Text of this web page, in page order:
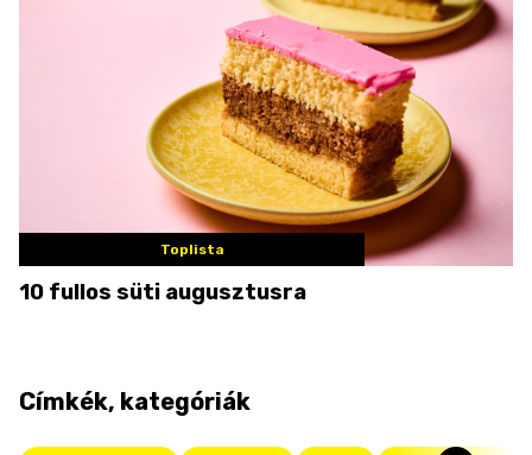
Toplista
10 fullos süti augusztusra
Címkék, kategóriák